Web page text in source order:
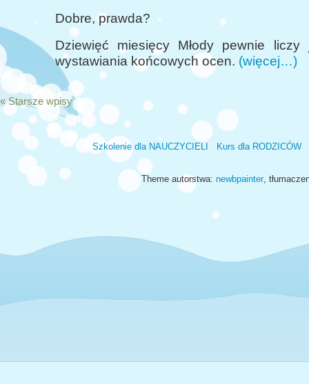
Dobre, prawda?
Dziewięć miesięcy Młody pewnie
wystawiania końcowych ocen. (więcej…)
« Starsze wpisy
Szkolenie dla NAUCZYCIELI Kurs dla RODZICÓW
Theme autorstwa: newbpainter,